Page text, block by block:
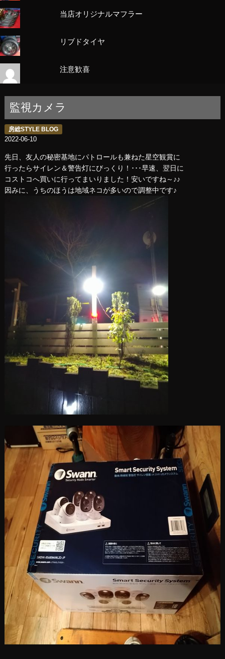
当店オリジナルマフラー
リブドタイヤ
注意歓喜
監視カメラ
房総STYLE BLOG
2022-06-10
先日、友人の秘密基地にパトロールも兼ねた星空観賞に
行ったらサイレン＆警告灯にびっくり！･･･早速、翌日に
コストコへ買いに行ってまいりました！安いですね～♪♪
因みに、うちのほうは地域ネコが多いので調整中です♪